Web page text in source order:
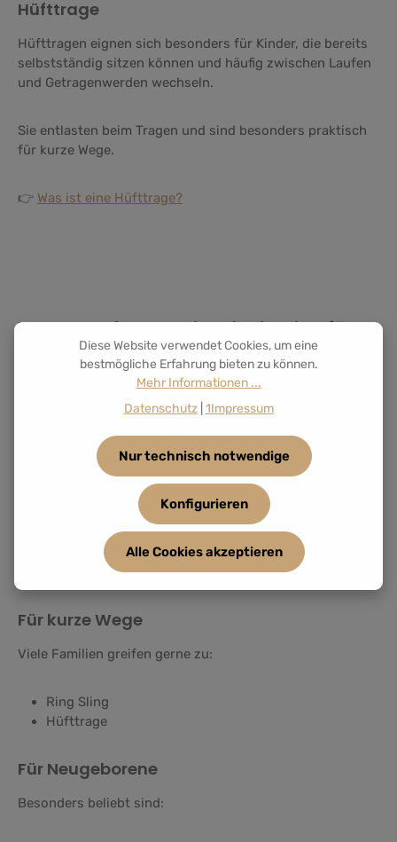
Hüfttrage
Hüfttragen eignen sich besonders für Kinder, die bereits
selbstständig sitzen können und häufig zwischen Laufen
und Getragenwerden wechseln.
Sie entlasten beim Tragen und sind besonders praktisch
für kurze Wege.
👉 Was ist eine Hüfttrage?
Welche Babytrage ist die richtige für
unseren Alltag?
Das hängt stark von euren Gewohnheiten ab.
Für lange Tragezeiten
Viele Eltern bevorzugen:
Wrap Conversion
Für kurze Wege
Viele Familien greifen gerne zu:
Ring Sling
Hüfttrage
Für Neugeborene
Besonders beliebt sind:
Diese Website verwendet Cookies, um eine
bestmögliche Erfahrung bieten zu können.
Mehr Informationen ...
Datenschutz| 1Impressum
Nur technisch notwendige
Konfigurieren
Alle Cookies akzeptieren